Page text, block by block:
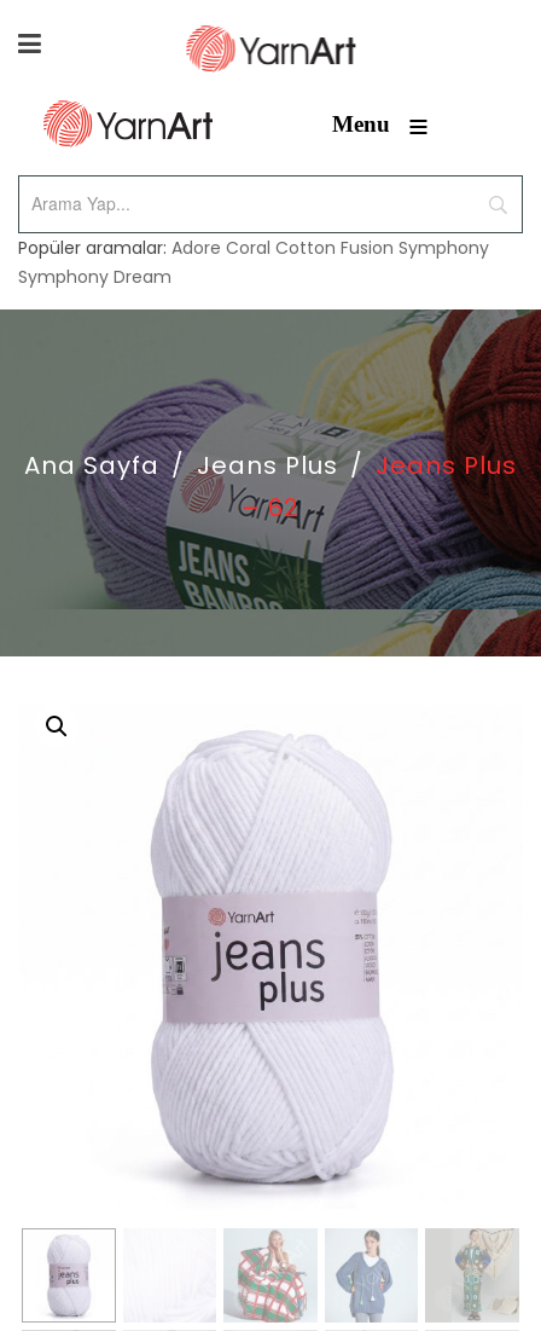
Menu ≡
Popüler aramalar: Adore Coral Cotton Fusion Symphony
Symphony Dream
Ana Sayfa / Jeans Plus / Jeans Plus
– 62